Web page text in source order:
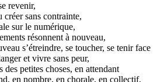
revenir,
sans contrainte,
sur le numérique,
résonnent à nouveau,
s’étreindre, se toucher, se tenir face
et vivre sans peur,
des petites choses, en attendant
en nombre, en chorale, en collectif,